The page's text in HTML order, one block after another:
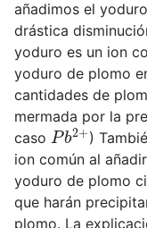
añadimos el
drástica
yoduro es un ion
yoduro de plomo
cantidades de
mermada por la
caso Pb2+
)
ion común al
yoduro de plomo
que harán
plomo. La